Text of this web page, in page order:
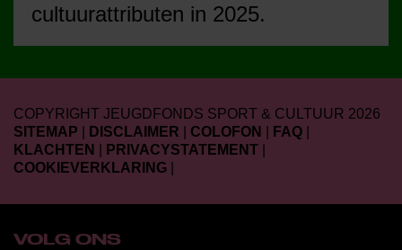
cultuurattributen in 2025.
COPYRIGHT JEUGDFONDS SPORT & CULTUUR 2026
SITEMAP
DISCLAIMER COLOFON FAQ
KLACHTEN
PRIVACYSTATEMENT
COOKIEVERKLARING
VOLG ONS